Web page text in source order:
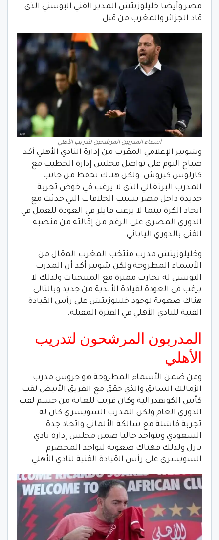
مصر وأيضا خليلوزيتش المدير الفني البوسني الذي
قاد الجزائر والمغرب من قبل.
أسماء المدربين المرشحين لتدريب الأهلي
وشوبير الإعلامي المقرب من إدارة النادي الأهلي أكد
صباح اليوم على تواصل مجلس إدارة الخطيب مع
كارلوس كيروش. ولكن هناك تحفظ من جانب
المدرب البرتغالي الذي لا يرغب في خوض تجربة
جديدة داخل مصر بسبب الخلافات التي حدثت مع
اتحاد الكرة بينما لا يرغب فايلر في العودة للعمل في
الدوري المصري على الرغم من إقالته من منصبه
الفني بالدوري الياباني.
وخليلوزيتش مدرب منتخب المغرب المقال من
الأسماء المطروحة ولكن شوبير أكد أن المدرب
البوسني له تجارب مميزة مع المنتخبات ولذلك لا
يرغب في العودة لقيادة الأندية من جديد وبالتالي
هناك صعوبة لوجود خليلوزيتش على رأس القيادة
الفنية للنادي الأهلي في الفترة المقبلة.
المدربون المرشحون لتدريب
الأهلي
ومن ضمن الأسماء المطروحة هو جروس مدرب
الزمالك السابق والذي حقق مع الفريق الأبيض لقب
كأس الكونفدرالية وكان قريب للغاية من حسم لقب
الدوري العام ولكن المدرب السويسري كان له
تجربة فاشلة مع شالكة الألماني واتحاد جدة
السعودي ويتواجد حاليا ضمن مجلس إدارة نادي
بازل ولذلك فهناك صعوبة لتواجد المخضرم
السويسري على رأس القيادة الفنية لنادي الأهلي.